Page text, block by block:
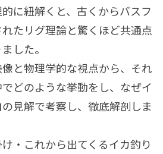
に紐解くと、古くからバスフ
たリグ理論と驚くほど共通点
した。
と物理学的な視点から、それ
どのような挙動をし、なぜイ
見解で考察し、徹底解剖しま
・これから出てくるイカ釣り